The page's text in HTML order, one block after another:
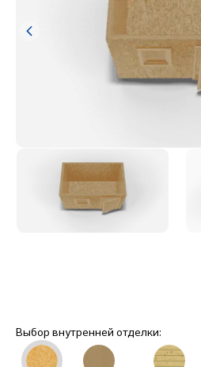
Выбор внутренней отделки: